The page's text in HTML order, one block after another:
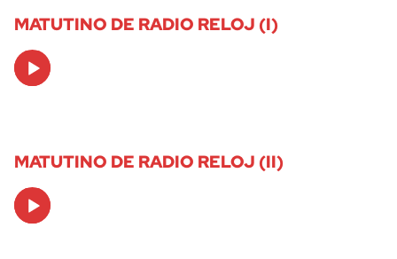
MATUTINO DE RADIO RELOJ (I)
Audio
Player
MATUTINO DE RADIO RELOJ (II)
Audio
Player